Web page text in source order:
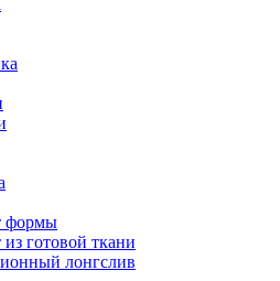
формы
готовой ткани
лонгслив